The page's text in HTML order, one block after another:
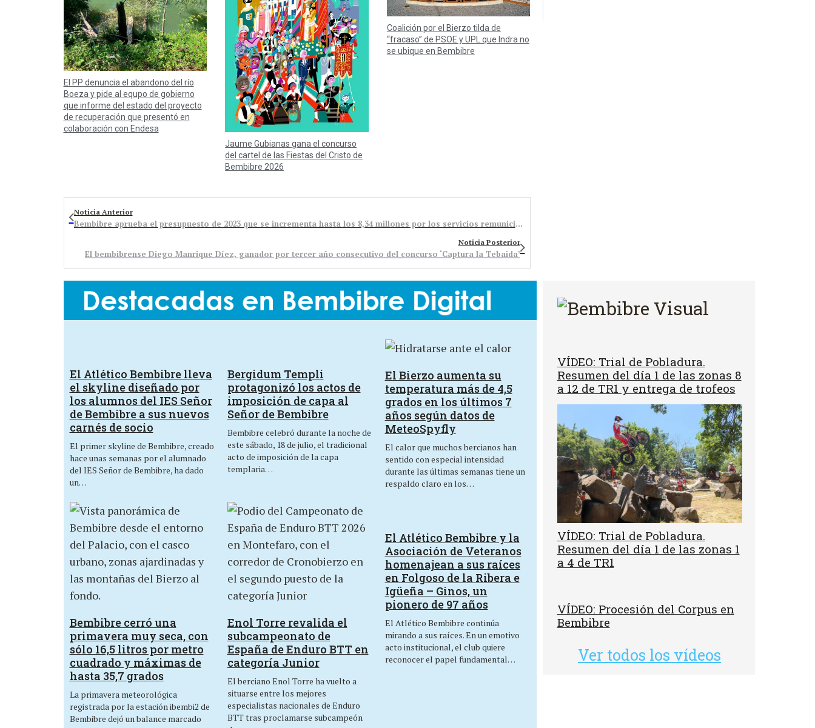
El PP denuncia el abandono del río
Boeza y pide al equpo de gobierno
que informe del estado del proyecto
de recuperación que presentó en
colaboración con Endesa
Jaume Gubianas gana el concurso
del cartel de las Fiestas del Cristo de
Bembibre 2026
Coalición por el Bierzo tilda de
“fracaso” de PSOE y UPL que Indra no
se ubique en Bembibre
Noticia Anterior
Bembibre aprueba el presupuesto de 2023 que se incrementa hasta los 8,34 millones por los servicios remunicipalizados
Noticia Posterior
El bembibrense Diego Manrique Díez, ganador por tercer año consecutivo del concurso ‘Captura la Tebaida’
El Atlético Bembibre lleva
el skyline diseñado por
los alumnos del IES Señor
de Bembibre a sus nuevos
carnés de socio
El primer skyline de Bembibre, creado
hace unas semanas por el alumnado
del IES Señor de Bembibre, ha dado
un…
Bergidum Templi
protagonizó los actos de
imposición de capa al
Señor de Bembibre
Bembibre celebró durante la noche de
este sábado, 18 de julio, el tradicional
acto de imposición de la capa
templaria…
El Bierzo aumenta su
temperatura más de 4,5
grados en los últimos 7
años según datos de
MeteoSpyfly
El calor que muchos bercianos han
sentido con especial intensidad
durante las últimas semanas tiene un
respaldo claro en los…
Bembibre cerró una
primavera muy seca, con
sólo 16,5 litros por metro
cuadrado y máximas de
hasta 35,7 grados
La primavera meteorológica
registrada por la estación ibembi2 de
Bembibre dejó un balance marcado
Enol Torre revalida el
subcampeonato de
España de Enduro BTT en
categoría Junior
El berciano Enol Torre ha vuelto a
situarse entre los mejores
especialistas nacionales de Enduro
BTT tras proclamarse subcampeón
El Atlético Bembibre y la
Asociación de Veteranos
homenajean a sus raíces
en Folgoso de la Ribera e
Igüeña – Ginos, un
pionero de 97 años
El Atlético Bembibre continúa
mirando a sus raíces. En un emotivo
acto institucional, el club quiere
reconocer el papel fundamental…
VÍDEO: Trial de Pobladura.
Resumen del día 1 de las zonas 8
a 12 de TR1 y entrega de trofeos
VÍDEO: Trial de Pobladura.
Resumen del día 1 de las zonas 1
a 4 de TR1
VÍDEO: Procesión del Corpus en
Bembibre
Ver todos los vídeos